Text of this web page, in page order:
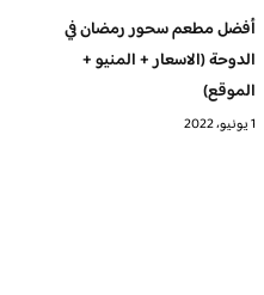
أفضل مطعم سحور رمضان في
الدوحة (الاسعار + المنيو +
الموقع)
1 يونيو، 2022